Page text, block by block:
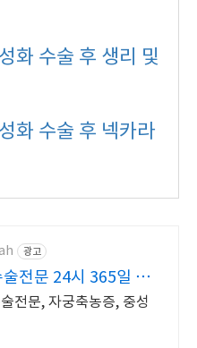
화 수술 후 생리 및
화 수술 후 넥카라
광고
전문 24시 365일 진
전문, 자궁축농증, 중성